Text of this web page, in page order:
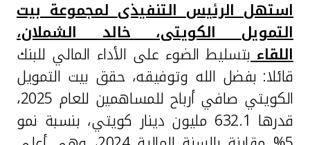
مصر
المملكة المتحدة
مملكة البحرين
استهل الرئيس التنفيذى لمجموعة بيت
التمويل الكويتى، خالد الشملان،
اللقاءبتسليط الضوء على الأداء المالي للبنك
قائلا: بفضل الله وتوفيقه، حقق بيت التمويل
الكويتي صافي أرباح للمساهمين للعام 2025،
قدرها 632.1 مليون دينار كويتي، بنسبة نمو